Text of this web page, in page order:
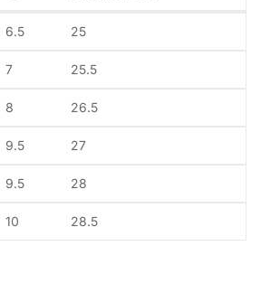
6.5 25
7 25.5
8 26.5
9.5 27
9.5 28
10 28.5